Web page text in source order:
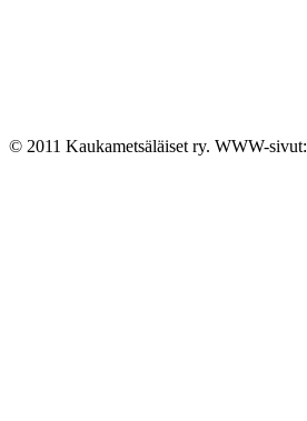
© 2011 Kaukametsäläiset ry. WWW-sivut: